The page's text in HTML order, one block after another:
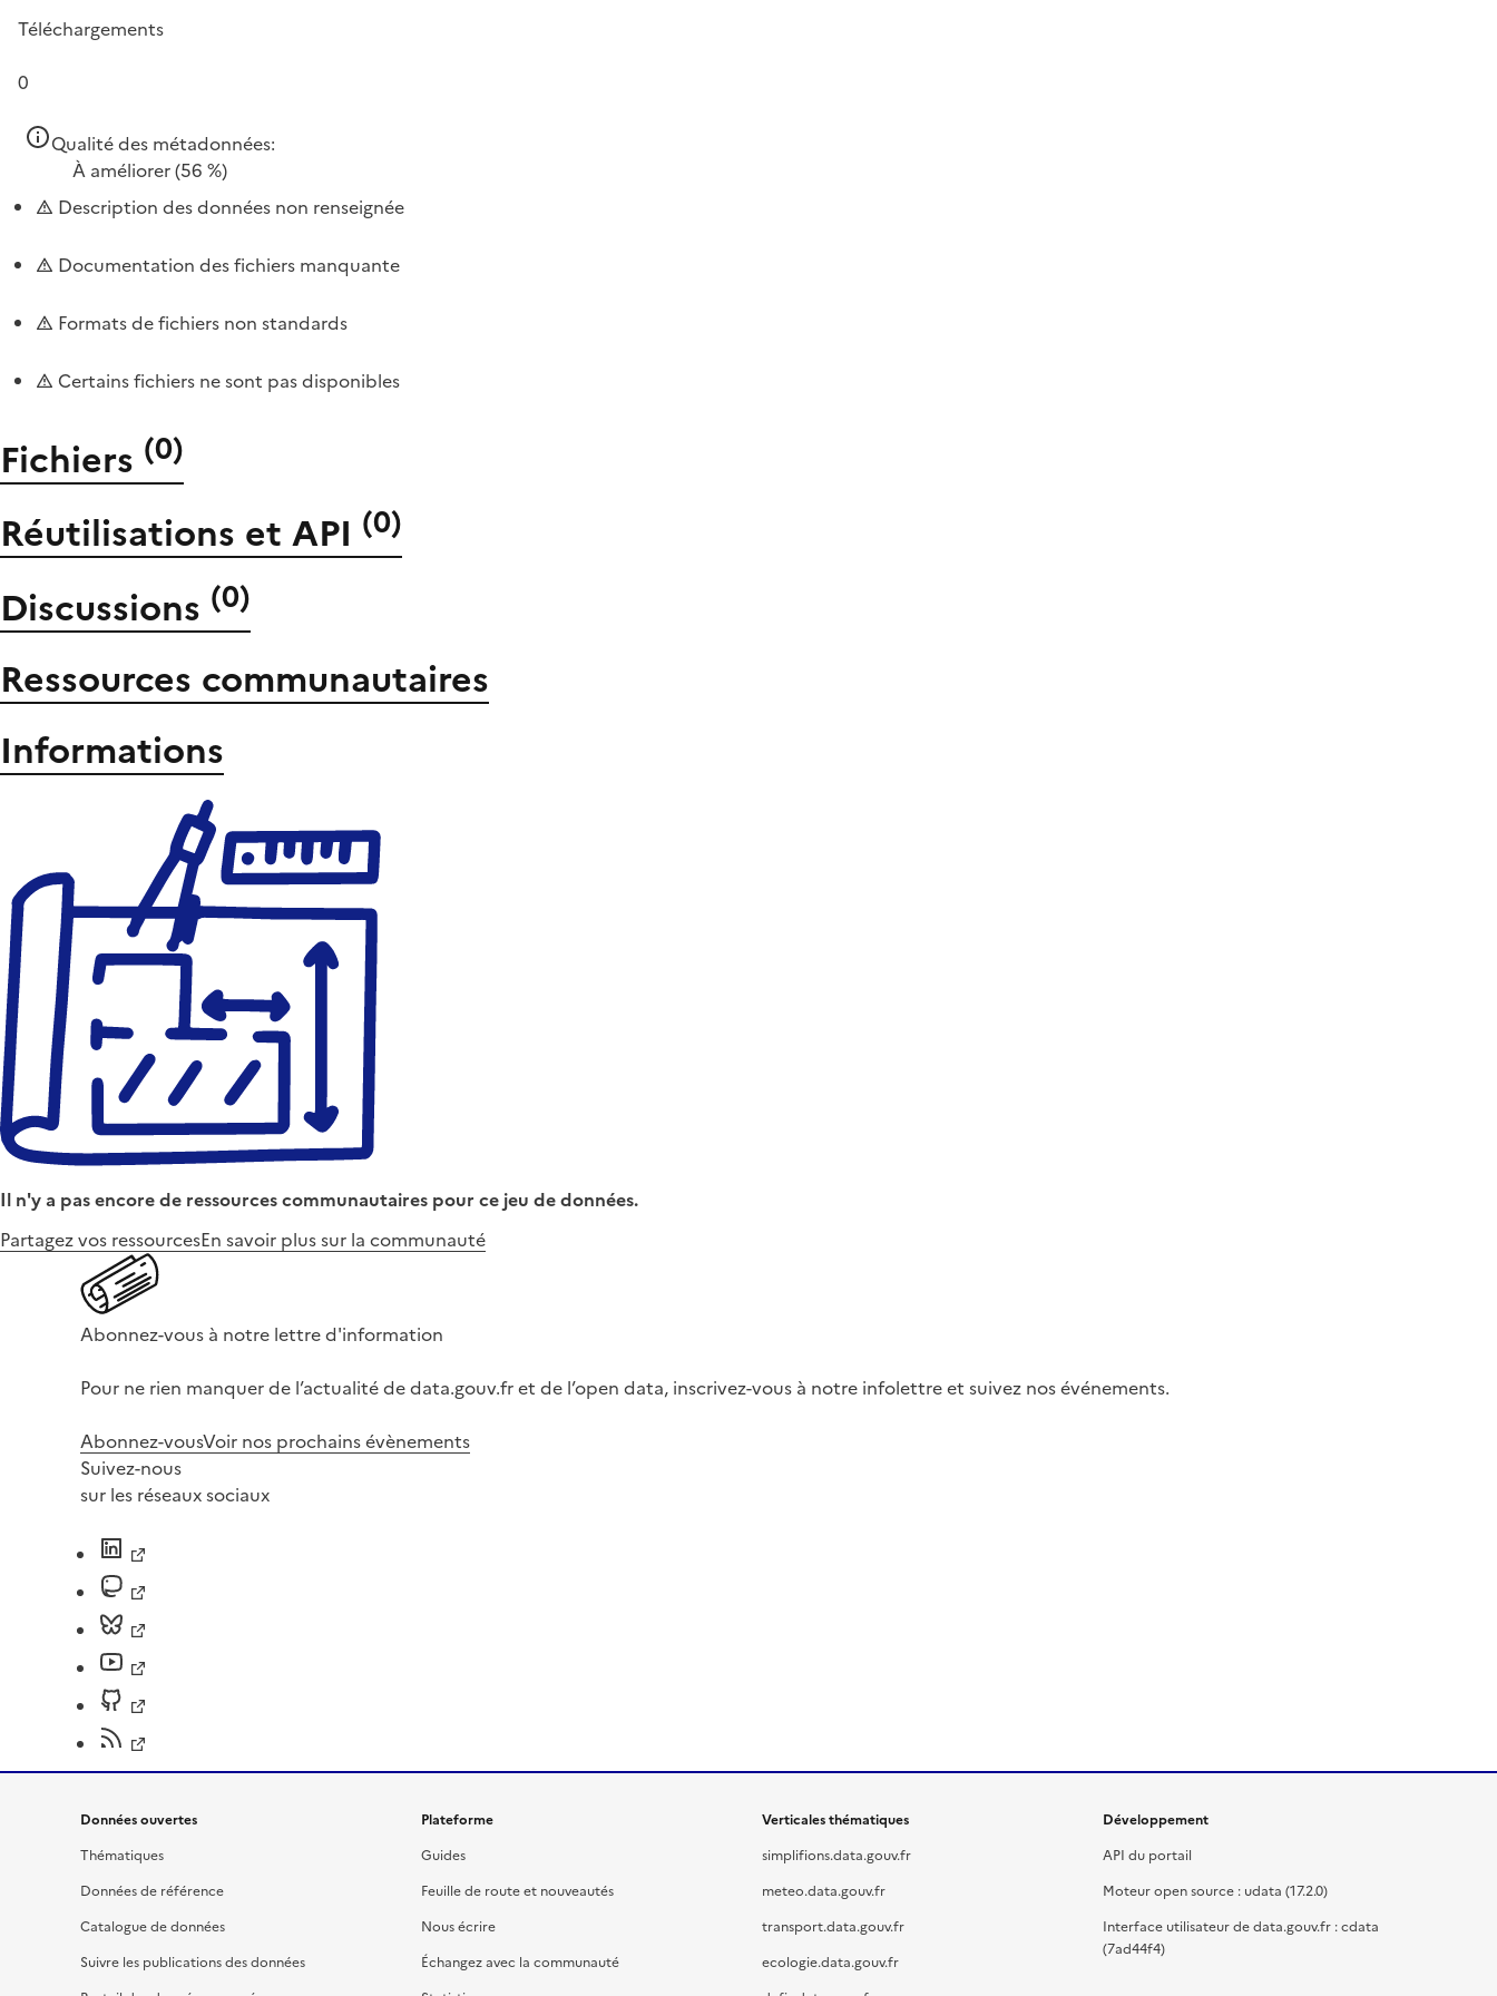
Téléchargements
0
Qualité des métadonnées:
À améliorer(56 %)
Description des données non renseignée
Documentation des fichiers manquante
Formats de fichiers non standards
Certains fichiers ne sont pas disponibles
Fichiers (0)
Réutilisations et API (0)
Discussions (0)
Ressources communautaires
Informations
Il n'y a pas encore de ressources communautaires pour ce jeu de données.
Partagez vos ressourcesEn savoir plus sur la communauté
Abonnez-vous à notre lettre d'information
Pour ne rien manquer de l’actualité de data.gouv.fr et de l’open data, inscrivez-vous à notre infolettre et suivez nos événements.
Abonnez-vousVoir nos prochains évènements
Suivez-nous
sur les réseaux sociaux
Données ouvertes
Thématiques
Données de référence
Catalogue de données
Suivre les publications des données
Plateforme
Guides
Feuille de route et nouveautés
Nous écrire
Échangez avec la communauté
Verticales thématiques
simplifions.data.gouv.fr
meteo.data.gouv.fr
transport.data.gouv.fr
ecologie.data.gouv.fr
Développement
API du portail
Moteur open source : udata (17.2.0)
Interface utilisateur de data.gouv.fr : cdata
(7ad44f4)